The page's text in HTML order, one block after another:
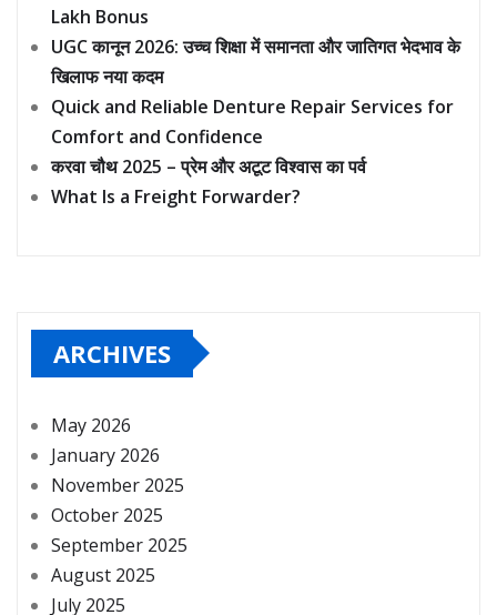
Lakh Bonus
UGC कानून 2026: उच्च शिक्षा में समानता और जातिगत भेदभाव के
खिलाफ नया कदम
Quick and Reliable Denture Repair Services for
Comfort and Confidence
करवा चौथ 2025 – प्रेम और अटूट विश्वास का पर्व
What Is a Freight Forwarder?
ARCHIVES
May 2026
January 2026
November 2025
October 2025
September 2025
August 2025
July 2025